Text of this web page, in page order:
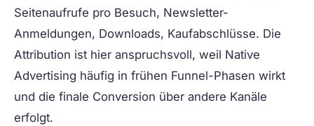
Seitenaufrufe pro Besuch, Newsletter-
Anmeldungen, Downloads, Kaufabschlüsse. Die
Attribution ist hier anspruchsvoll, weil Native
Advertising häufig in frühen Funnel-Phasen wirkt
und die finale Conversion über andere Kanäle
erfolgt.